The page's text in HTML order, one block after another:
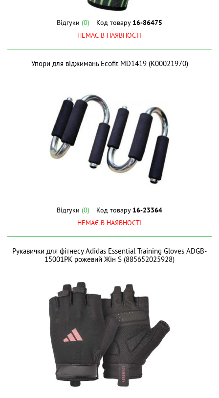
Відгуки (0) Код товару 16-86475
НЕМАЄ В НАЯВНОСТІ
Упори для віджимань Ecofit MD1419 (К00021970)
Відгуки (0) Код товару 16-23364
НЕМАЄ В НАЯВНОСТІ
Рукавички для фітнесу Adidas Essential Training Gloves ADGB-
15001PK рожевий Жін S (885652025928)